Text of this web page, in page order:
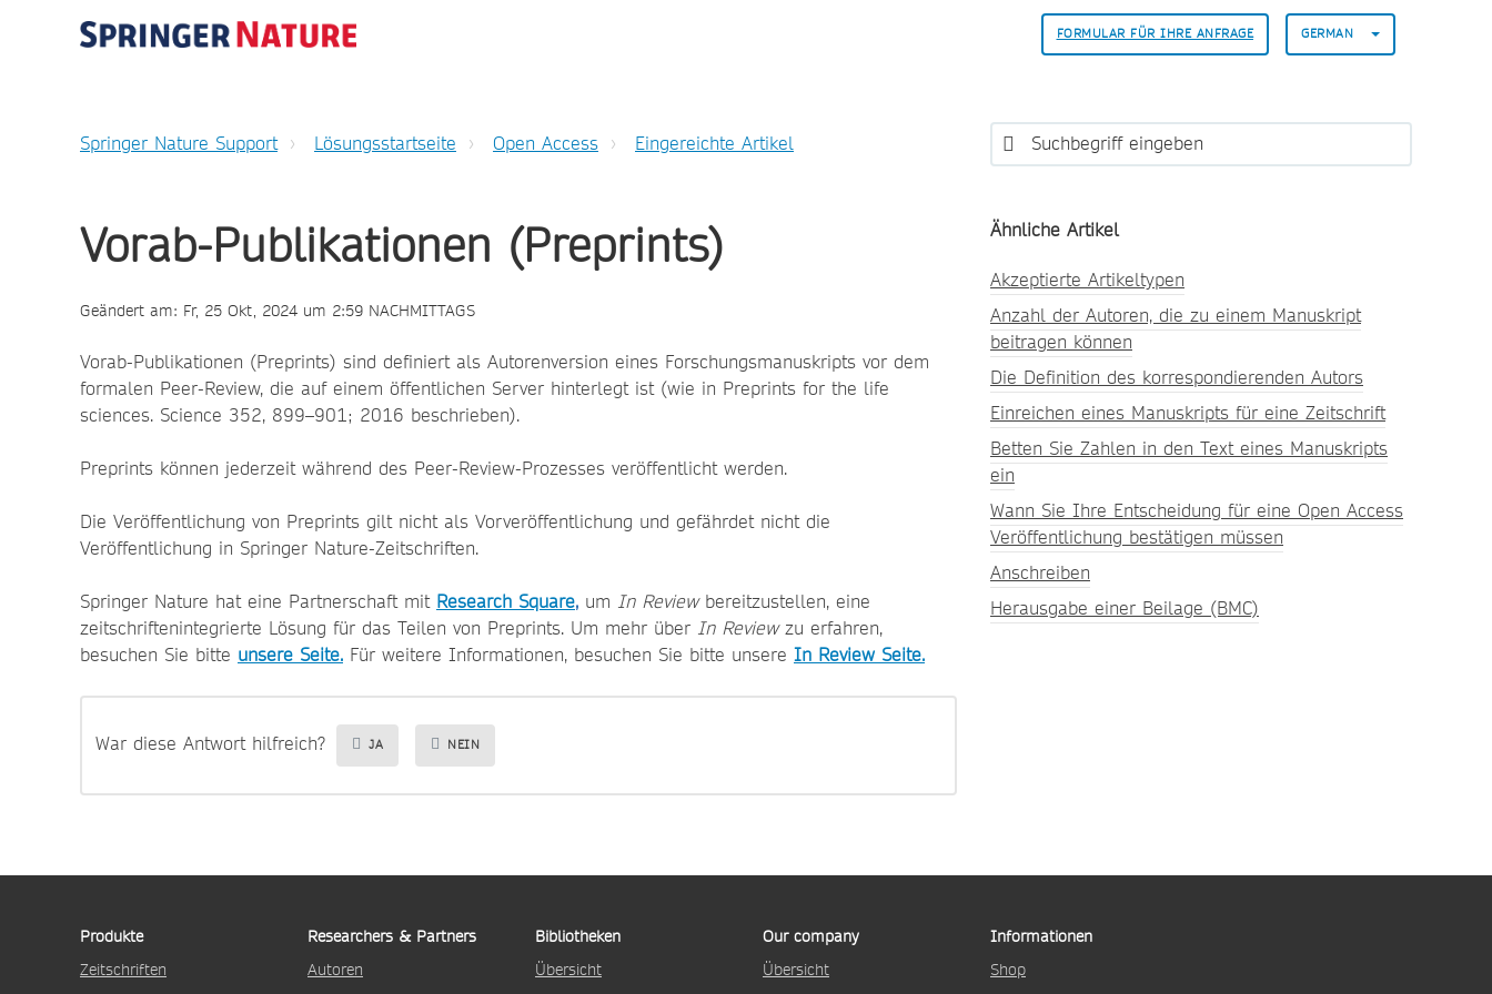
FORMULAR FÜR IHRE ANFRAGE GERMAN
Springer Nature Support Lösungsstartseite Open Access Eingereichte Artikel
Vorab-Publikationen (Preprints)
Geändert am: Fr, 25 Okt, 2024 um 2:59 NACHMITTAGS
Vorab-Publikationen (Preprints) sind definiert als Autorenversion eines Forschungsmanuskripts vor dem
formalen Peer-Review, die auf einem öffentlichen Server hinterlegt ist (wie in Preprints for the life
sciences. Science 352, 899–901; 2016 beschrieben).
Preprints können jederzeit während des Peer-Review-Prozesses veröffentlicht werden.
Die Veröffentlichung von Preprints gilt nicht als Vorveröffentlichung und gefährdet nicht die
Veröffentlichung in Springer Nature-Zeitschriften.
Springer Nature hat eine Partnerschaft mit Research Square, um In Reviewbereitzustellen, eine
zeitschriftenintegrierte Lösung für das Teilen von Preprints. Um mehr über In Reviewzu erfahren,
besuchen Sie bitte unsere Seite. Für weitere Informationen, besuchen Sie bitte unsere In Review Seite.
War diese Antwort hilfreich? JA NEIN
Ähnliche Artikel
Akzeptierte Artikeltypen
Anzahl der Autoren, die zu einem Manuskript
beitragen können
Die Definition des korrespondierenden Autors
Einreichen eines Manuskripts für eine Zeitschrift
Betten Sie Zahlen in den Text eines Manuskripts
ein
Wann Sie Ihre Entscheidung für eine Open Access
Veröffentlichung bestätigen müssen
Anschreiben
Herausgabe einer Beilage (BMC)
Produkte
Zeitschriften
Researchers & Partners
Autoren
Bibliotheken
Übersicht
Our company
Übersicht
Informationen
Shop